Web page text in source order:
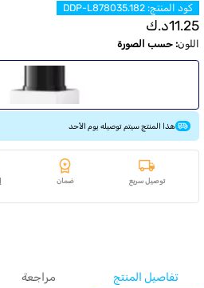
كود المنتج:
DDP-L878035.182
11.25د.ك
اللون: حسب الصورة
هذا المنتج سيتم توصيله يوم الأحد
توصيل سريع ضمان
تفاصيل المنتج مراجعة